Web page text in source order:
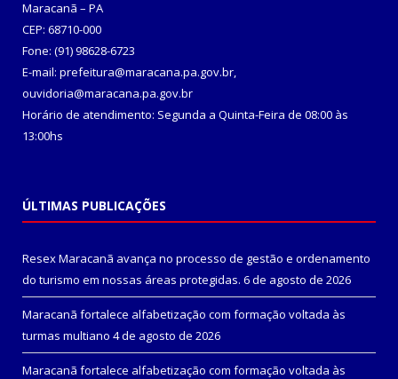
Maracanã – PA
CEP: 68710-000
Fone: (91) 98628-6723
E-mail: prefeitura@maracana.pa.gov.br,
ouvidoria@maracana.pa.gov.br
Horário de atendimento: Segunda a Quinta-Feira de 08:00 às
13:00hs
ÚLTIMAS PUBLICAÇÕES
Resex Maracanã avança no processo de gestão e ordenamento
do turismo em nossas áreas protegidas. 6 de agosto de 2026
Maracanã fortalece alfabetização com formação voltada às
turmas multiano 4 de agosto de 2026
Maracanã fortalece alfabetização com formação voltada às